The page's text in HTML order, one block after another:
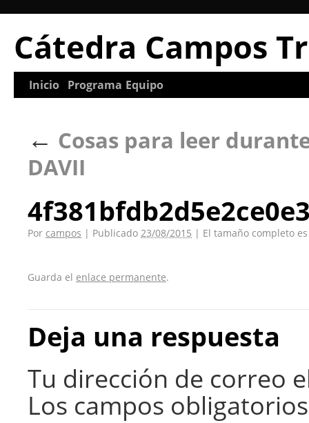
Cátedra Campos
Inicio Programa Equipo
← Cosas para leer
DAVII
Por campos | Publicado 23/08/2015 | El tamaño completo
Guarda el enlace permanente.
Deja una respuesta
Tu dirección de correo
Los campos